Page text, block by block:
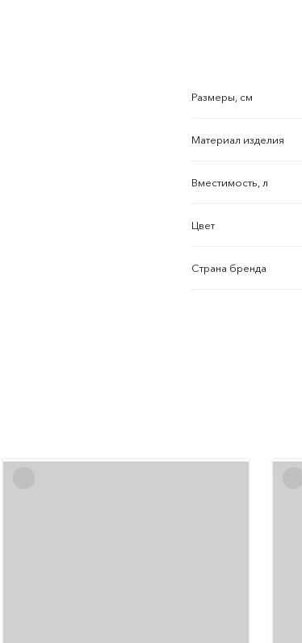
Размеры, см
Материал изделия
Вместимость, л
Цвет
Страна бренда